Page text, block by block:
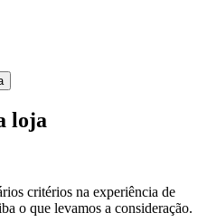
loja
critérios na experiência de
o que levamos a consideração.